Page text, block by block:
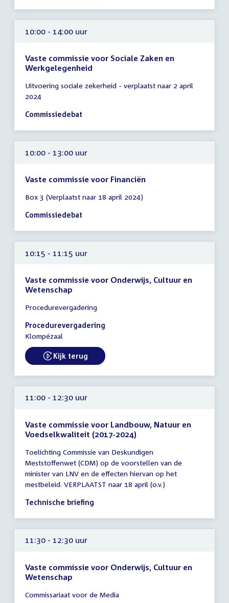
10:00 - 14:00 uur
Vaste commissie voor Sociale Zaken en
Werkgelegenheid
vergadering
10:00
-
uur
Uitvoering sociale zekerheid - verplaatst naar 2 april
2024
Commissiedebat
10:00 - 13:00 uur
Vaste commissie voor Financiën
vergadering
10:00
13:00
uur
Box 3 (Verplaatst naar 18 april 2024)
Commissiedebat
10:15 - 11:15 uur
Vaste commissie voor Onderwijs, Cultuur en
Wetenschap
vergadering
10:15
-
uur
Procedurevergadering
Procedurevergadering
Klompézaal
External link:
Kijk terug
11:00 - 12:30 uur
Vaste commissie voor Landbouw, Natuur en
Voedselkwaliteit (2017-2024)
vergadering
11:00
-
12:30
uur
Toelichting Commissie van Deskundigen
Meststoffenwet (CDM) op de voorstellen van de
minister van LNV en de effecten hiervan op het
mestbeleid. VERPLAATST naar 18 april (o.v.)
Technische briefing
11:30 - 12:30 uur
Vaste commissie voor Onderwijs, Cultuur en
Wetenschap
vergadering
Commissariaat voor de Media